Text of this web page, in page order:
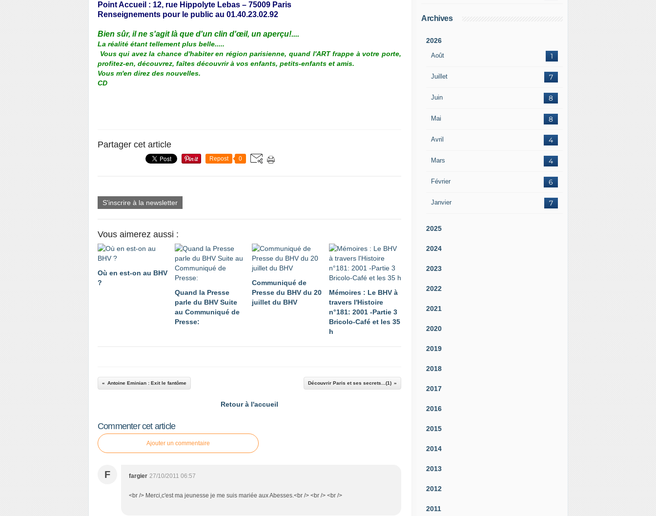
Point Accueil : 12, rue Hippolyte Lebas – 75009 Paris
Renseignements pour le public au 01.40.23.02.92
Bien sûr, il ne s'agit là que d'un clin d'œil, un aperçu!....
La réalité étant tellement plus belle.....
Vous qui avez la chance d'habiter en région parisienne, quand l'ART frappe à votre porte,
profitez-en, découvrez, faîtes découvrir à vos enfants, petits-enfants et amis.
Vous m'en direz des nouvelles.
CD
Partager cet article
Repost 0
S'inscrire à la newsletter
Vous aimerez aussi :
Où en est-on au BHV
?
Quand la Presse
parle du BHV Suite
au Communiqué de
Presse:
Communiqué de
Presse du BHV du 20
juillet du BHV
Mémoires : Le BHV à
travers l'Histoire
n°181: 2001 -Partie 3
Bricolo-Café et les 35
h
Antoine Eminian : Exit le fantôme Découvrir Paris et ses secrets...(1)
Retour à l'accueil
Commenter cet article
Ajouter un commentaire
F fargier 27/10/2011 06:57
<br /> Merci,c'est ma jeunesse je me suis mariée aux Abesses.<br /> <br /> <br />
Archives
2026
Août 1
Juillet 7
Juin 8
Mai 8
Avril 4
Mars 4
Février 6
Janvier 7
2025
2024
2023
2022
2021
2020
2019
2018
2017
2016
2015
2014
2013
2012
2011